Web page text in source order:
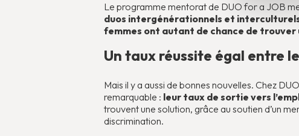
Le programme mentorat de DUO for a JOB
duos intergénérationnels et
femmes ont autant de chance de trouver
Un taux réussite égal entre
Mais il y a aussi de bonnes nouvelles. Chez
remarquable : leur taux de sortie vers
trouvent une solution, grâce au soutien d’un
discrimination.